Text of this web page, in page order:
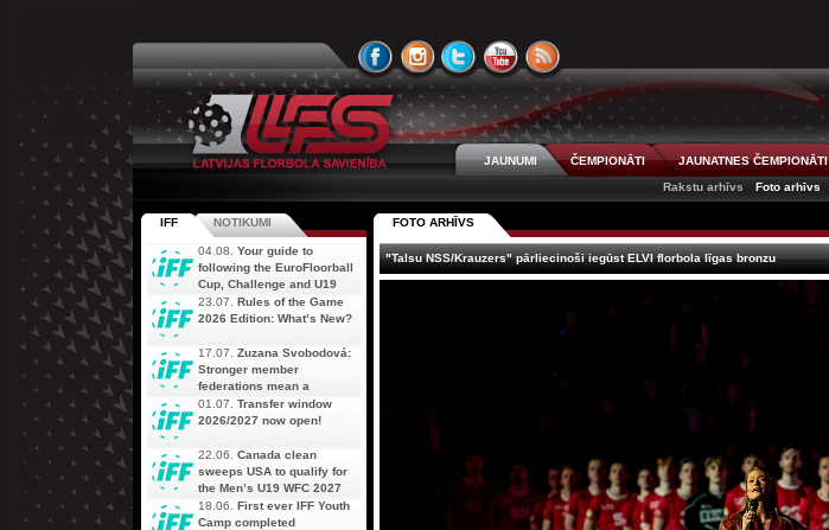
JAUNUMI ČEMPIONĀTI JAUNATNES ČEMPIONĀTI
Rakstu arhīvs
Foto arhīvs
FOTO ARHĪVS
"Talsu NSS/Krauzers" pārliecinoši iegūst ELVI florbola līgas bronzu
IFF NOTIKUMI
04.08. Your guide to
following the EuroFloorball
Cup, Challenge and U19
AOFC Qualifiers
simultaneously
23.07. Rules of the Game
2026 Edition: What’s New?
17.07. Zuzana Svobodová:
Stronger member
federations mean a
stronger future for floorball
01.07. Transfer window
2026/2027 now open!
22.06. Canada clean
sweeps USA to qualify for
the Men’s U19 WFC 2027
18.06. First ever IFF Youth
Camp completed